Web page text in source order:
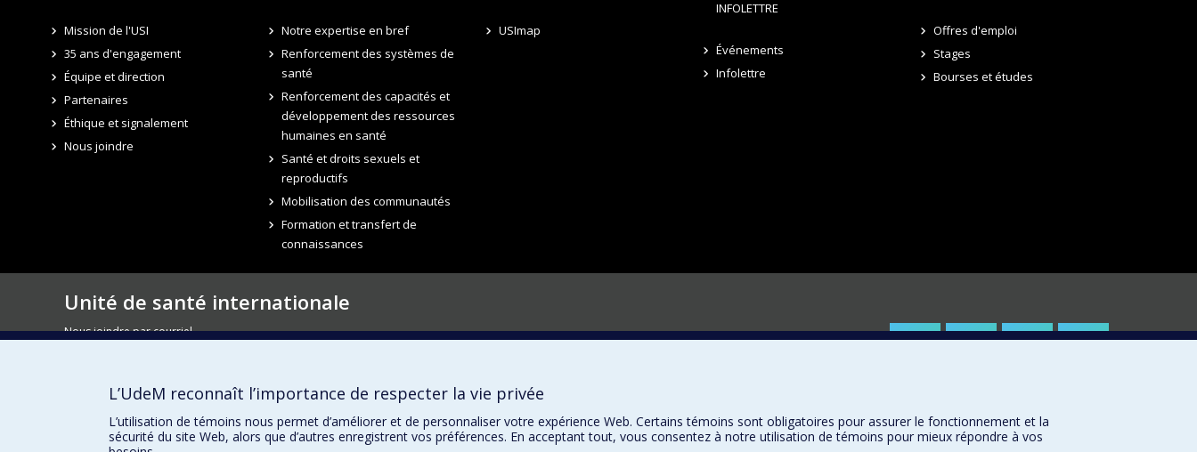
Mission de l'USI
35 ans d'engagement
Équipe et direction
Partenaires
Éthique et signalement
Nous joindre
Notre expertise en bref
Renforcement des systèmes de
santé
Renforcement des capacités et
développement des ressources
humaines en santé
Santé et droits sexuels et
reproductifs
Mobilisation des communautés
Formation et transfert de
connaissances
USImap
INFOLETTRE
Événements
Infolettre
Offres d'emploi
Stages
Bourses et études
Unité de santé internationale
Nous joindre par courriel
Montréal QC H2E 2G2
USI-lettre : s'abonner à l'infolettre de l'USI
L’UdeM reconnaît l’importance de respecter la vie privée
L’utilisation de témoins nous permet d’améliorer et de personnaliser votre expérience Web. Certains témoins sont obligatoires pour assurer le fonctionnement et la
sécurité du site Web, alors que d’autres enregistrent vos préférences. En acceptant tout, vous consentez à notre utilisation de témoins pour mieux répondre à vos